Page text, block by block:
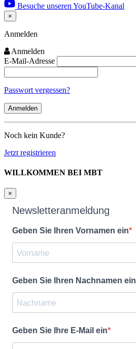
Besuche unseren YouTube-Kanal
×
Close
Anmelden
Anmelden
E-Mail-Adresse
Passwort vergessen?
Noch kein Kunde?
Jetzt registrieren
WILLKOMMEN BEI MBT
×
Newsletteranmeldung
Geben Sie Ihren Vornamen ein
Geben Sie Ihren Nachnamen ein
Geben Sie Ihre E-Mail ein